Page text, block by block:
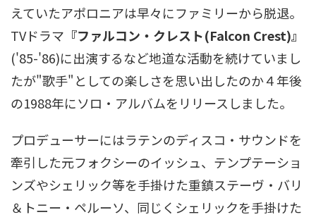
えていたアポロニアは早々にファミリーから脱退。
TVドラマ 『ファルコン・クレスト(Falcon Crest)』
('85-'86)に出演するなど地道な活動を続けていまし
たが"歌手"としての楽しさを思い出したのか４年後
の1988年にソロ・アルバムをリリースしました。
プロデューサーにはラテンのディスコ・サウンドを
牽引した元フォクシーのイッシュ、テンプテーショ
ンズやシェリック等を手掛けた重鎮ステーヴ・バリ
＆トニー・ペルーソ、同じくシェリックを手掛けた